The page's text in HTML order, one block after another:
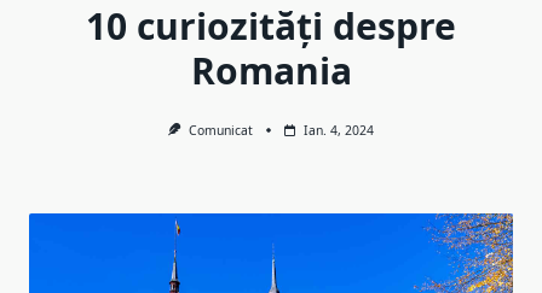
10 curiozități despre
Romania
Comunicat Ian. 4, 2024